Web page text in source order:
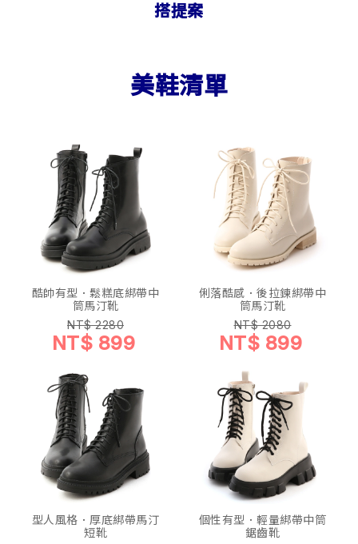
搭提案
美鞋清單
酷帥有型．鬆糕底綁帶中
筒馬汀靴
NT$ 2280
NT$ 899
俐落酷感．後拉鍊綁帶中
筒馬汀靴
NT$ 2080
NT$ 899
型人風格．厚底綁帶馬汀
短靴
個性有型．輕量綁帶中筒
鋸齒靴